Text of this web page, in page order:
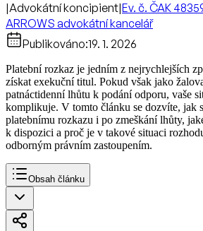
|Advokátní koncipient|Ev. č. ČAK
ARROWS advokátní kancelář
Publikováno:19. 1. 2026
Platební rozkaz je jedním z nejrychlejších
získat exekuční titul. Pokud však jako
patnáctidenní lhůtu k podání odporu, vaše
komplikuje. V tomto článku se dozvíte, jak
platebnímu rozkazu i po zmeškání lhůty,
k dispozici a proč je v takové situaci
odborným právním zastoupením.
Obsah článku